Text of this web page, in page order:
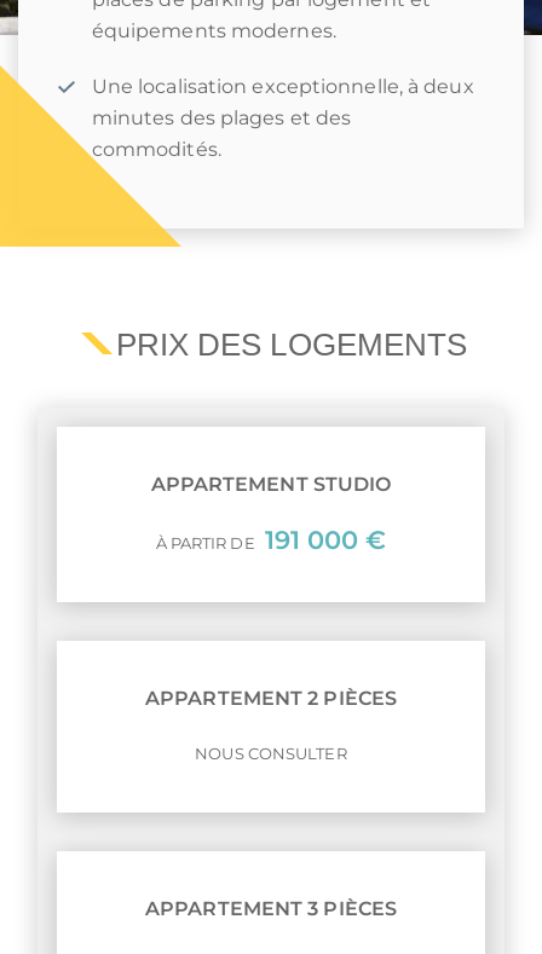
équipements modernes.
Une localisation exceptionnelle, à deux
minutes des plages et des
commodités.
PRIX DES LOGEMENTS
APPARTEMENT STUDIO
À PARTIR DE 191 000 €
APPARTEMENT 2 PIÈCES
NOUS CONSULTER
APPARTEMENT 3 PIÈCES